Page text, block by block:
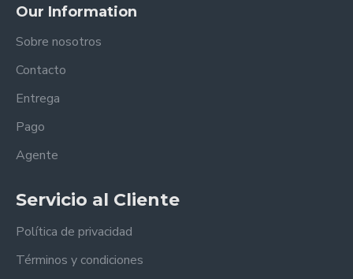
Our Information
Sobre nosotros
Contacto
Entrega
Pago
Agente
Servicio al Cliente
Política de privacidad
Términos y condiciones